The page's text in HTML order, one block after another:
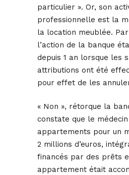
particulier ». Or, son
professionnelle est la
la location meublée.
l’action de la banque
depuis 1 an lorsque les
attributions ont été
pour effet de les
« Non », rétorque la
constate que le
appartements pour un
2 millions d’euros,
financés par des prêts
appartement était